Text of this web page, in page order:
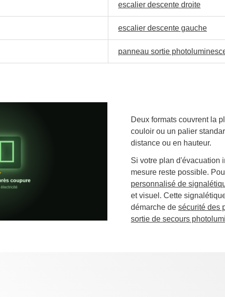
escalier descente droite
escalier descente gauche
panneau sortie
Deux formats couvrent la
couloir ou un palier
distance ou en hauteur.
Si votre plan d'évacuation
mesure reste possible.
personnalisé de
et visuel. Cette
démarche de sécurité des
sortie de secours